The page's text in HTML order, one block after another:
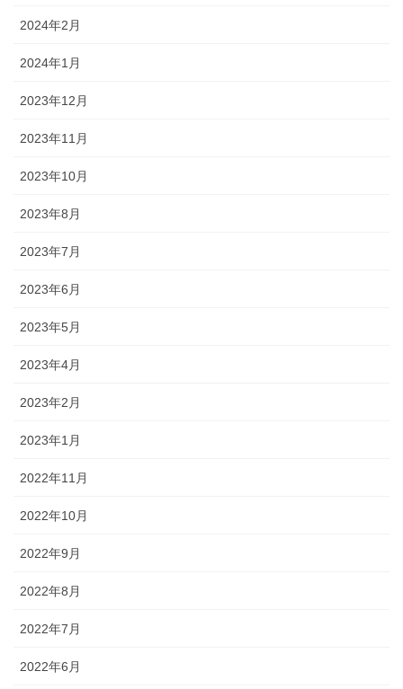
2024年2月
2024年1月
2023年12月
2023年11月
2023年10月
2023年8月
2023年7月
2023年6月
2023年5月
2023年4月
2023年2月
2023年1月
2022年11月
2022年10月
2022年9月
2022年8月
2022年7月
2022年6月